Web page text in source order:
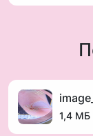
Обработка
если у вас
✔ Тесная
✔ Грибковые
✔
1,4 МБ